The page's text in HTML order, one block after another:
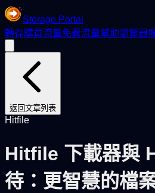
Storage Portal
轉存購買流量免費流量幫助瀏覽器
返回文章列表
Hitfile
Hitfile 下載器與
待：更智慧的檔